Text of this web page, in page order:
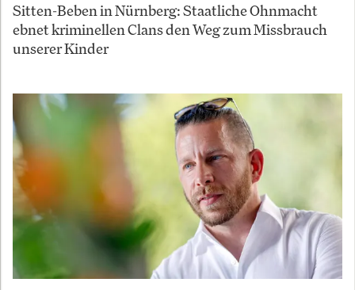
Sitten-Beben in Nürnberg: Staatliche Ohnmacht
ebnet kriminellen Clans den Weg zum Missbrauch
unserer Kinder